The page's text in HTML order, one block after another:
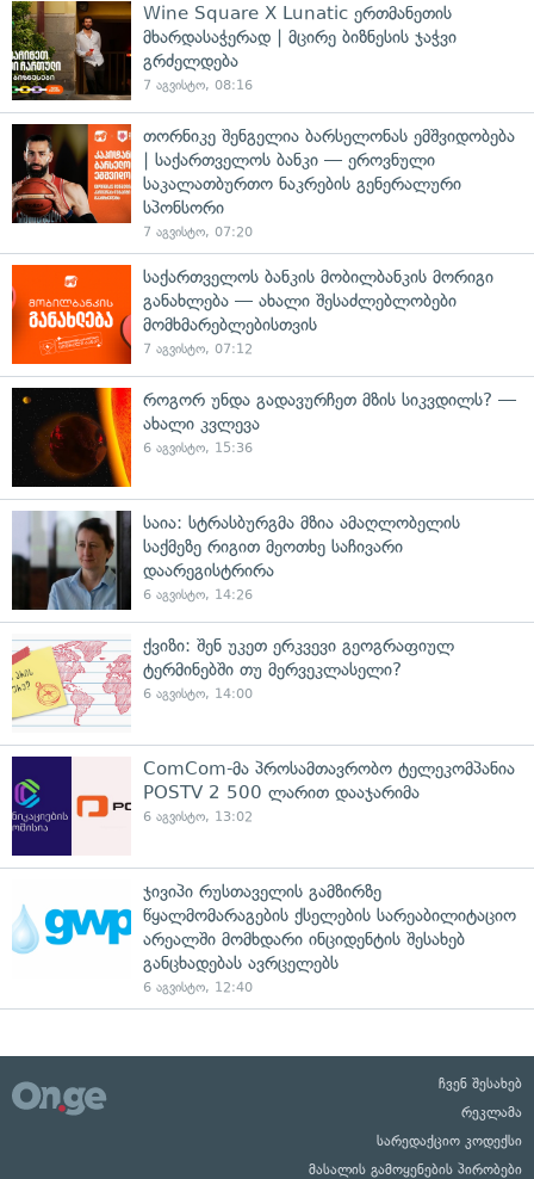
Wine Square X Lunatic ერთმანეთის
მხარდასაჭერად | მცირე ბიზნესის ჯაჭვი
გრძელდება
7 აგვისტო, 08:16
თორნიკე შენგელია ბარსელონას ემშვიდობება
| საქართველოს ბანკი — ეროვნული
საკალათბურთო ნაკრების გენერალური
სპონსორი
7 აგვისტო, 07:20
საქართველოს ბანკის მობილბანკის მორიგი
განახლება — ახალი შესაძლებლობები
მომხმარებლებისთვის
7 აგვისტო, 07:12
როგორ უნდა გადავურჩეთ მზის სიკვდილს? —
ახალი კვლევა
6 აგვისტო, 15:36
საია: სტრასბურგმა მზია ამაღლობელის
საქმეზე რიგით მეოთხე საჩივარი
დაარეგისტრირა
6 აგვისტო, 14:26
ქვიზი: შენ უკეთ ერკვევი გეოგრაფიულ
ტერმინებში თუ მერვეკლასელი?
6 აგვისტო, 14:00
ComCom-მა პროსამთავრობო ტელეკომპანია
POSTV 2 500 ლარით დააჯარიმა
6 აგვისტო, 13:02
ჯივიპი რუსთაველის გამზირზე
წყალმომარაგების ქსელების სარეაბილიტაციო
არეალში მომხდარი ინციდენტის შესახებ
განცხადებას ავრცელებს
6 აგვისტო, 12:40
ჩვენ შესახებ
რეკლამა
სარედაქციო კოდექსი
მასალის გამოყენების პირობები